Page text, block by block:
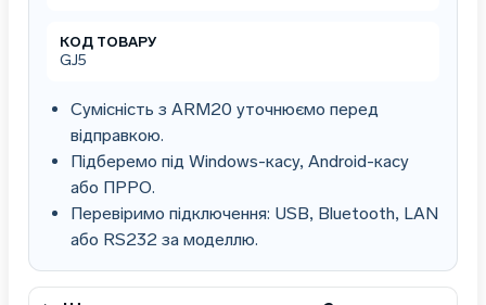
КОД ТОВАРУ
GJ5
Сумісність з ARM20 уточнюємо перед
відправкою.
Підберемо під Windows-касу, Android-касу
або ПРРО.
Перевіримо підключення: USB, Bluetooth, LAN
або RS232 за моделлю.